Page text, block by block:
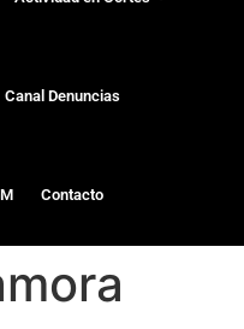
Canal Denuncias
Contacto